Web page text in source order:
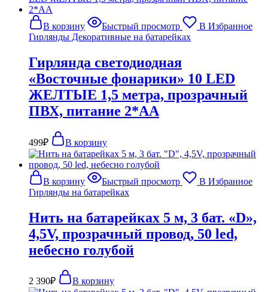
В корзину Быстрый просмотр
В Избранное
Гирлянды Декоративные на батарейках
Гирлянда светодиодная
«Восточные фонарики» 10 LED
ЖЕЛТЫЕ 1,5 метра, прозрачный
ПВХ, питание 2*АА
499₽ В корзину
В корзину Быстрый просмотр
В Избранное
Гирлянды на батарейках
Нить на батарейках 5 м, 3 бат. «D»,
4,5V, прозрачный провод, 50 led,
небесно голубой
2 390₽ В корзину